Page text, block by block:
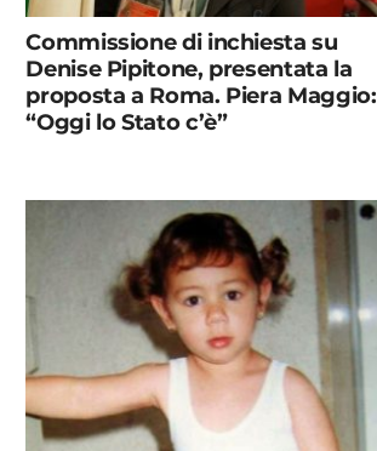
Commissione di inchiesta su
Denise Pipitone, presentata la
proposta a Roma. Piera Maggio:
“Oggi lo Stato c’è”